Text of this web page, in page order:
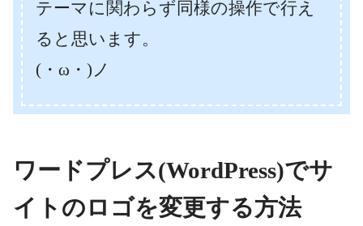
テーマに関わらず同様の操作で行え
ると思います。
(・ω・)ノ
ワードプレス(WordPress)でサ
イトのロゴを変更する方法